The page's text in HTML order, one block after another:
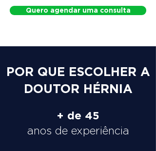
Quero agendar uma consulta
POR QUE ESCOLHER A
DOUTOR HÉRNIA
+ de 45
anos de experiência